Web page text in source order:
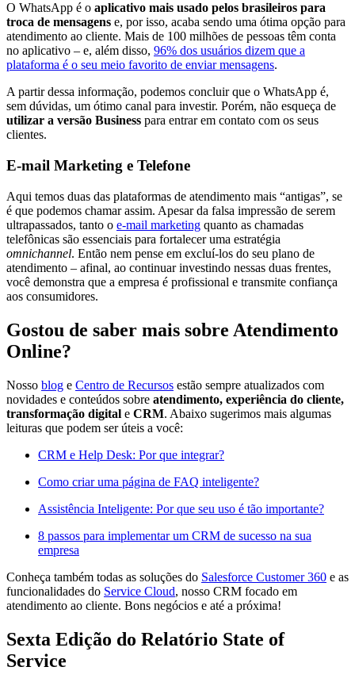
O WhatsApp é o aplicativo mais usado pelos brasileiros para
troca de mensagens e, por isso, acaba sendo uma ótima opção para
atendimento ao cliente. Mais de 100 milhões de pessoas têm conta
no aplicativo – e, além disso, 96% dos usuários dizem que a
plataforma é o seu meio favorito de enviar mensagens.
A partir dessa informação, podemos concluir que o WhatsApp é,
sem dúvidas, um ótimo canal para investir. Porém, não esqueça de
utilizar a versão Business para entrar em contato com os seus
clientes.
E-mail Marketing e Telefone
Aqui temos duas das plataformas de atendimento mais “antigas”, se
é que podemos chamar assim. Apesar da falsa impressão de serem
ultrapassados, tanto o e-mail marketing quanto as chamadas
telefônicas são essenciais para fortalecer uma estratégia
omnichannel. Então nem pense em excluí-los do seu plano de
atendimento – afinal, ao continuar investindo nessas duas frentes,
você demonstra que a empresa é profissional e transmite confiança
aos consumidores.
Gostou de saber mais sobre Atendimento
Online?
Nosso blog e Centro de Recursos estão sempre atualizados com
novidades e conteúdos sobre atendimento, experiência do cliente,
transformação digital e CRM. Abaixo sugerimos mais algumas
leituras que podem ser úteis a você:
CRM e Help Desk: Por que integrar?
Como criar uma página de FAQ inteligente?
Assistência Inteligente: Por que seu uso é tão importante?
8 passos para implementar um CRM de sucesso na sua
empresa
Conheça também todas as soluções do Salesforce Customer 360 e as
funcionalidades do Service Cloud, nosso CRM focado em
atendimento ao cliente. Bons negócios e até a próxima!
Sexta Edição do Relatório State of
Service